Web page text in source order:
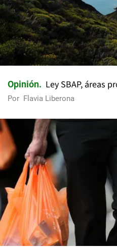
Opinión Ley SBAP, áreas
Por Flavia Liberona